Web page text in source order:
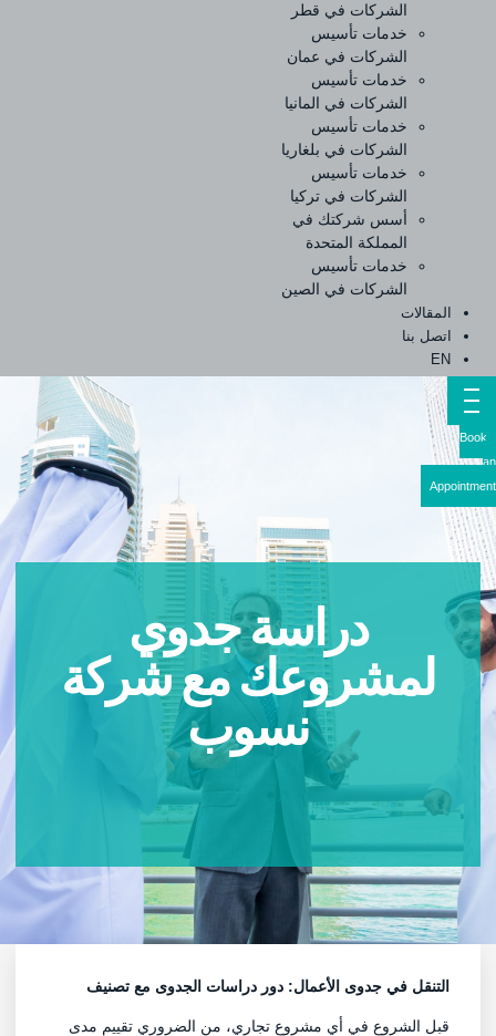
الشركات في قطر
خدمات تأسيس
الشركات في عمان
خدمات تأسيس
الشركات في المانيا
خدمات تأسيس
الشركات في بلغاريا
خدمات تأسيس
الشركات في تركيا
أسس شركتك في
المملكة المتحدة
خدمات تأسيس
الشركات في الصين
المقالات
اتصل بنا
EN
دراسة جدوي
لمشروعك مع شركة
نسوب
التنقل في جدوى الأعمال: دور دراسات الجدوى مع تصنيف
قبل الشروع في أي مشروع تجاري، من الضروري تقييم مدى